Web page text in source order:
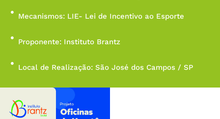
Mecanismos: LIE- Lei de Incentivo ao Esporte
Proponente: Instituto Brantz
Local de Realização: São José dos Campos / SP